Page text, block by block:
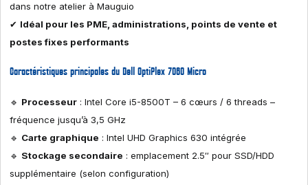
dans notre atelier à Mauguio
✔ Idéal pour les PME, administrations, points de vente et
postes fixes performants
Caractéristiques principales du Dell OptiPlex 7060 Micro
🔹 Processeur : Intel Core i5-8500T – 6 cœurs / 6 threads –
fréquence jusqu’à 3,5 GHz
🔹 Carte graphique : Intel UHD Graphics 630 intégrée
🔹 Stockage secondaire : emplacement 2.5″ pour SSD/HDD
supplémentaire (selon configuration)